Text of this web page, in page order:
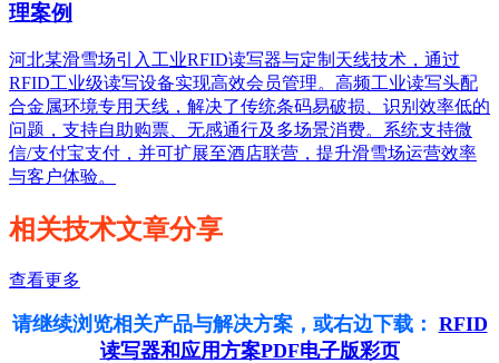
理案例
河北某滑雪场引入工业RFID读写器与定制天线技术，通过
RFID工业级读写设备实现高效会员管理。高频工业读写头配
合金属环境专用天线，解决了传统条码易破损、识别效率低的
问题，支持自助购票、无感通行及多场景消费。系统支持微
信/支付宝支付，并可扩展至酒店联营，提升滑雪场运营效率
与客户体验。
相关技术文章分享
查看更多
请继续浏览相关产品与解决方案，或右边下载： RFID
读写器和应用方案PDF电子版彩页